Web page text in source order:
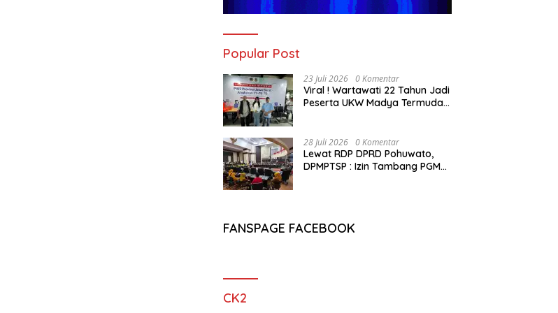
Popular Post
23 Juli 2026 0 Komentar
Viral ! Wartawati 22 Tahun Jadi
Peserta UKW Madya Termuda
28 Juli 2026 0 Komentar
Lewat RDP DPRD Pohuwato,
DPMPTSP : Izin Tambang PGM
FANSPAGE FACEBOOK
CK2